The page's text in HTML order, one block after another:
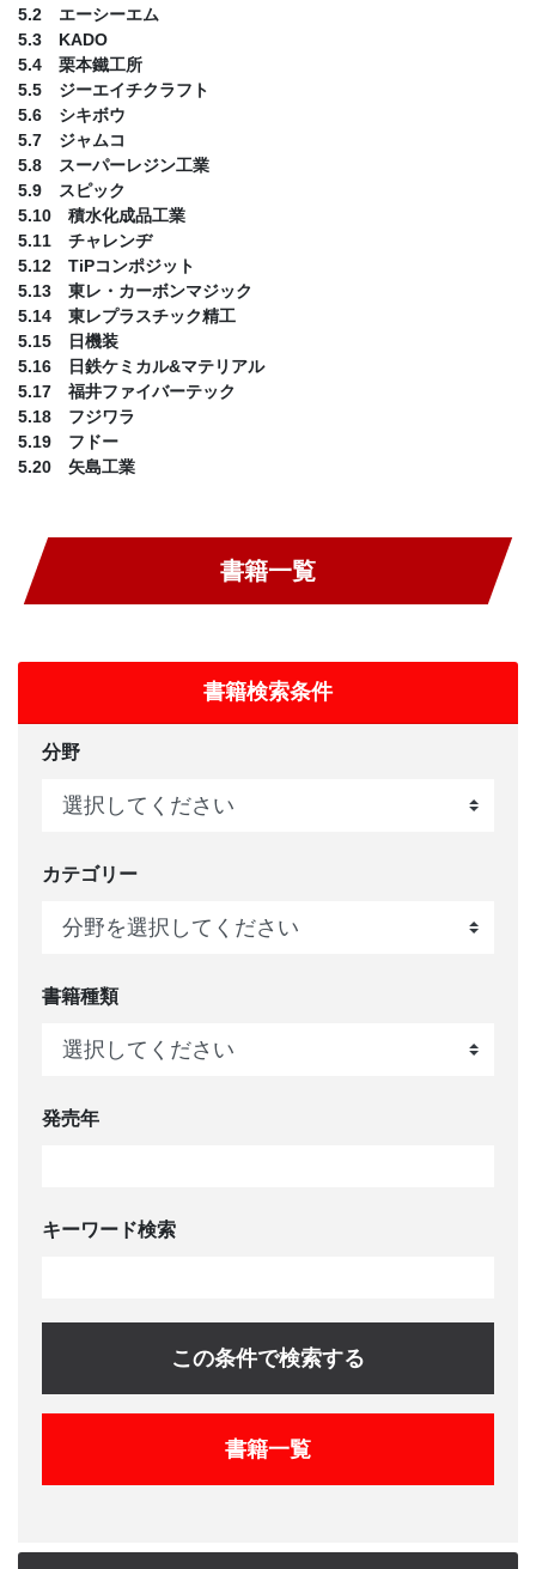
5.2 エーシーエム
5.3 KADO
5.4 栗本鐵工所
5.5 ジーエイチクラフト
5.6 シキボウ
5.7 ジャムコ
5.8 スーパーレジン工業
5.9 スピック
5.10 積水化成品工業
5.11 チャレンヂ
5.12 TiPコンポジット
5.13 東レ・カーボンマジック
5.14 東レプラスチック精工
5.15 日機装
5.16 日鉄ケミカル&マテリアル
5.17 福井ファイバーテック
5.18 フジワラ
5.19 フドー
5.20 矢島工業
書籍一覧
書籍検索条件
分野
カテゴリー
書籍種類
発売年
キーワード検索
この条件で検索する
書籍一覧